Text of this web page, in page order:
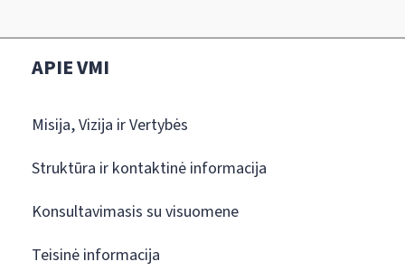
APIE VMI
Misija, Vizija ir Vertybės
Struktūra ir kontaktinė informacija
Konsultavimasis su visuomene
Teisinė informacija